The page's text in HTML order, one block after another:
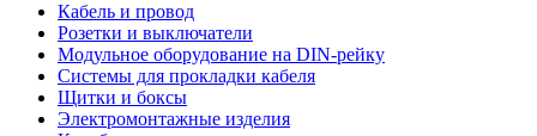
Кабель и провод
Розетки и выключатели
Модульное оборудование на DIN-рейку
Системы для прокладки кабеля
Щитки и боксы
Электромонтажные изделия